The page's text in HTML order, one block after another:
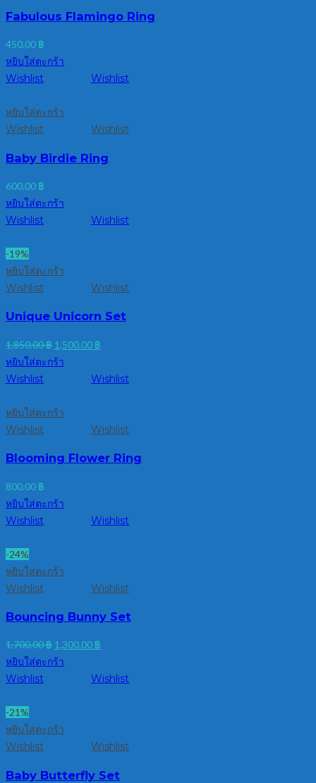
Fabulous Flamingo Ring
450.00 ฿
หยิบใส่ตะกร้า
Wishlist
Wishlist
หยิบใส่ตะกร้า
Wishlist
Wishlist
Baby Birdie Ring
600.00 ฿
หยิบใส่ตะกร้า
Wishlist
Wishlist
-19%
หยิบใส่ตะกร้า
Wishlist
Wishlist
Unique Unicorn Set
1,850.00฿ Original
price
1,500.00 ฿
is:
หยิบใส่ตะกร้า
Wishlist
Wishlist
หยิบใส่ตะกร้า
Wishlist
Wishlist
Blooming Flower Ring
800.00 ฿
หยิบใส่ตะกร้า
Wishlist
Wishlist
-24%
หยิบใส่ตะกร้า
Wishlist
Wishlist
Bouncing Bunny Set
1,700.00฿ Original
price
1,300.00 ฿
is:
หยิบใส่ตะกร้า
Wishlist
Wishlist
-21%
หยิบใส่ตะกร้า
Wishlist
Wishlist
Baby Butterfly Set